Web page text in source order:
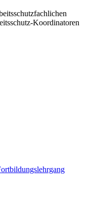
Koordinatoren